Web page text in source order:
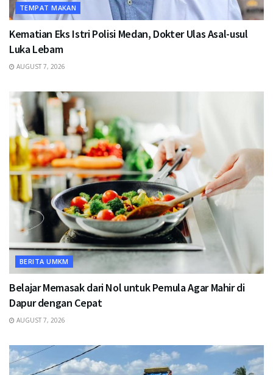
TEMPAT MAKAN
Kematian Eks Istri Polisi Medan, Dokter Ulas Asal-usul
Luka Lebam
AUGUST 7, 2026
BERITA UMKM
Belajar Memasak dari Nol untuk Pemula Agar Mahir di
Dapur dengan Cepat
AUGUST 7, 2026